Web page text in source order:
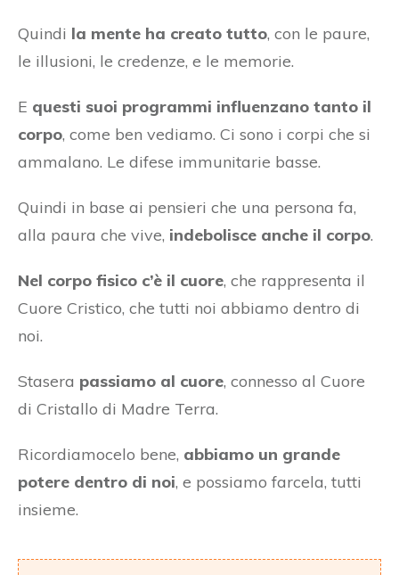
Quindi la mente ha creato tutto, con le paure,
le illusioni, le credenze, e le memorie.
E questi suoi programmi influenzano tanto il
corpo, come ben vediamo. Ci sono i corpi che si
ammalano. Le difese immunitarie basse.
Quindi in base ai pensieri che una persona fa,
alla paura che vive, indebolisce anche il corpo.
Nel corpo fisico c’è il cuore, che rappresenta il
Cuore Cristico, che tutti noi abbiamo dentro di
noi.
Stasera passiamo al cuore, connesso al Cuore
di Cristallo di Madre Terra.
Ricordiamocelo bene, abbiamo un grande
potere dentro di noi, e possiamo farcela, tutti
insieme.